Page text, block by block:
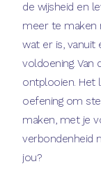
de wijsheid en
meer te maken
wat er is, vanuit
voldoening. Van
ontplooien. Het
oefening om
maken, met je
verbondenheid
jou?